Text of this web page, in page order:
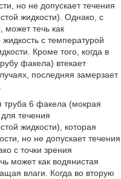
но не допускает течения
жидкости). Однако, с
может течь как
с температурой
Кроме того, когда в
факела) втекает
последняя замерзает
труба 6 факела (мокрая
течения
жидкости), которая
но не допускает течения
с точки зрения
может как водянистая
влаги. Когда во вторую